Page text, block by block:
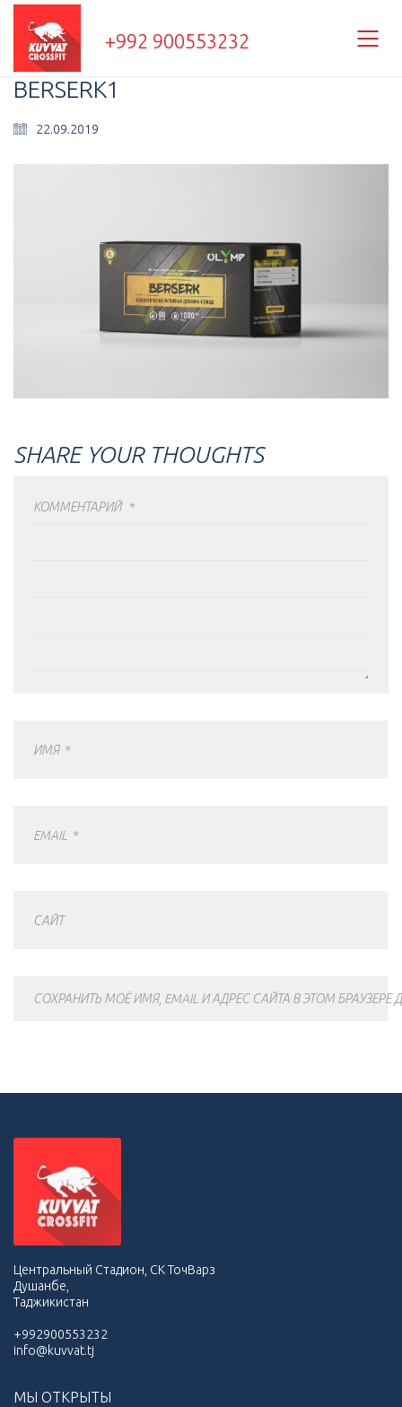
+992 900553232
BERSERK1
22.09.2019
SHARE YOUR THOUGHTS
КОММЕНТАРИЙ *
ИМЯ *
EMAIL *
САЙТ
СОХРАНИТЬ МОЁ ИМЯ, EMAIL И АДРЕС САЙТА В ЭТОМ
Центральный Стадион, СК ТочВарз
Душанбе,
Таджикистан
+992900553232
info@kuvvat.tj
МЫ ОТКРЫТЫ